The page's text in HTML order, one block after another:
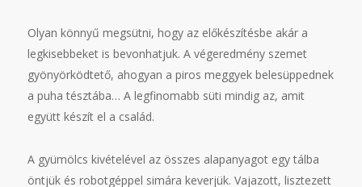
Olyan könnyű megsütni, hogy az előkészítésbe akár a
legkisebbeket is bevonhatjuk. A végeredmény szemet
gyönyörködtető, ahogyan a piros meggyek belesüppednek
a puha tésztába… A legfinomabb süti mindig az, amit
együtt készít el a család.
A gyümölcs kivételével az összes alapanyagot egy tálba
öntjük és robotgéppel simára keverjük. Vajazott, lisztezett